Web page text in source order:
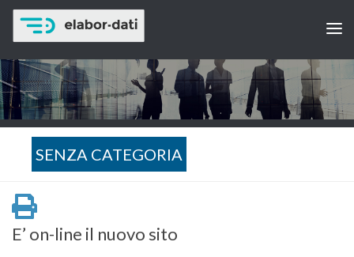
SENZA CATEGORIA
E’ on-line il nuovo sito